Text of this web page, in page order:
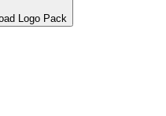
Logo Pack